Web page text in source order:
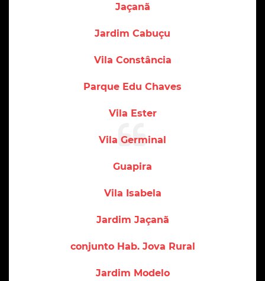
Jaçanã
Jardim Cabuçu
Vila Constância
Parque Edu Chaves
Vila Ester
Vila Germinal
Guapira
Vila Isabela
Jardim Jaçanã
conjunto Hab. Jova Rural
Jardim Modelo